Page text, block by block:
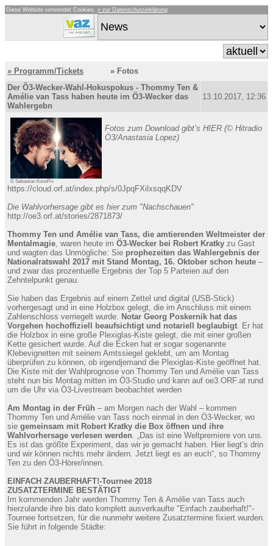
Diese Website verwendet Cookies. » zur Datenschutzerklärung
» Programm/Tickets
» Fotos
Der Ö3-Wecker-Wahl-Hokuspokus - Thommy Ten &
Amélie van Tass haben heute im Ö3-Wecker das
Wahlergebn
13.10.2017, 12:36
© Sebastian KonoPix
Fotos zum Download gibt’s HIER (© Hitradio
Ö3/Anastasia Lopez)
https://cloud.orf.at/index.php/s/0JpqFXilxsqqKDV
Die Wahlvorhersage gibt es hier zum "Nachschauen"
http://oe3.orf.at/stories/2871873/
Thommy Ten und Amélie van Tass, die amtierenden Weltmeister der
Mentalmagie, waren heute im Ö3-Wecker bei Robert Kratky zu Gast
und wagten das Unmögliche: Sie prophezeiten das Wahlergebnis der
Nationalratswahl 2017 mit Stand Montag, 16. Oktober schon heute –
und zwar das prozentuelle Ergebnis der Top 5 Parteien auf den
Zehntelpunkt genau.
Sie haben das Ergebnis auf einem Zettel und digital (USB-Stick)
vorhergesagt und in eine Holzbox gelegt, die im Anschluss mit einem
Zahlenschloss verriegelt wurde. Notar Georg Poskernik hat das
Vorgehen hochoffiziell beaufsichtigt und notariell beglaubigt. Er hat
die Holzbox in eine große Plexiglas-Kiste gelegt, die mit einer großen
Kette gesichert wurde. Auf die Ecken hat er sogar sogenannte
Klebevignetten mit seinem Amtssiegel geklebt, um am Montag
überprüfen zu können, ob irgendjemand die Plexiglas-Kiste geöffnet hat.
Die Kiste mit der Wahlprognose von Thommy Ten und Amélie van Tass
steht nun bis Montag mitten im Ö3-Studio und kann auf oe3.ORF.at rund
um die Uhr via Ö3-Livestream beobachtet werden
Am Montag in der Früh – am Morgen nach der Wahl – kommen
Thommy Ten und Amélie van Tass noch einmal in den Ö3-Wecker, wo
sie gemeinsam mit Robert Kratky die Box öffnen und ihre
Wahlvorhersage verlesen werden. „Das ist eine Weltpremiere von uns.
Es ist das größte Experiment, das wir je gemacht haben. Hier liegt’s drin
und wir können nichts mehr ändern. Jetzt liegt es an euch“, so Thommy
Ten zu den Ö3-Hörer/innen.
EINFACH ZAUBERHAFT!-Tournee 2018
ZUSATZTERMINE BESTÄTIGT
Im kommenden Jahr werden Thommy Ten & Amélie van Tass auch
hierzulande ihre bis dato komplett ausverkaufte "Einfach zauberhaft!"-
Tournee fortsetzen, für die nunmehr weitere Zusatztermine fixiert wurden.
Sie führt in folgende Städte: